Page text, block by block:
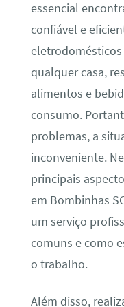
essencial
confiável e
qualquer casa,
alimentos e
consumo.
problemas, a
inconveniente.
principais
em Bombinhas
um serviço
comuns e como
o trabalho.
Além disso,